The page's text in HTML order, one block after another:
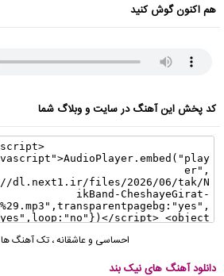
هم اکنون گوش کنید
کد پخش این آهنگ در سایت و وبلاگ شما
احساسی و عاشقانه،تک آهنگ ها
دانلود آهنگ های نیک بند